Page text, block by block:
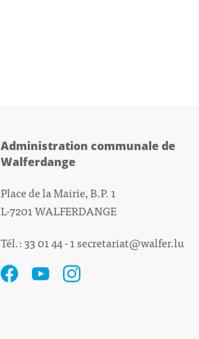
Administration communale de
Walferdange
Place de la Mairie, B.P. 1
L-7201 WALFERDANGE
Tél.: 33 01 44 - 1secretariat@walfer.lu